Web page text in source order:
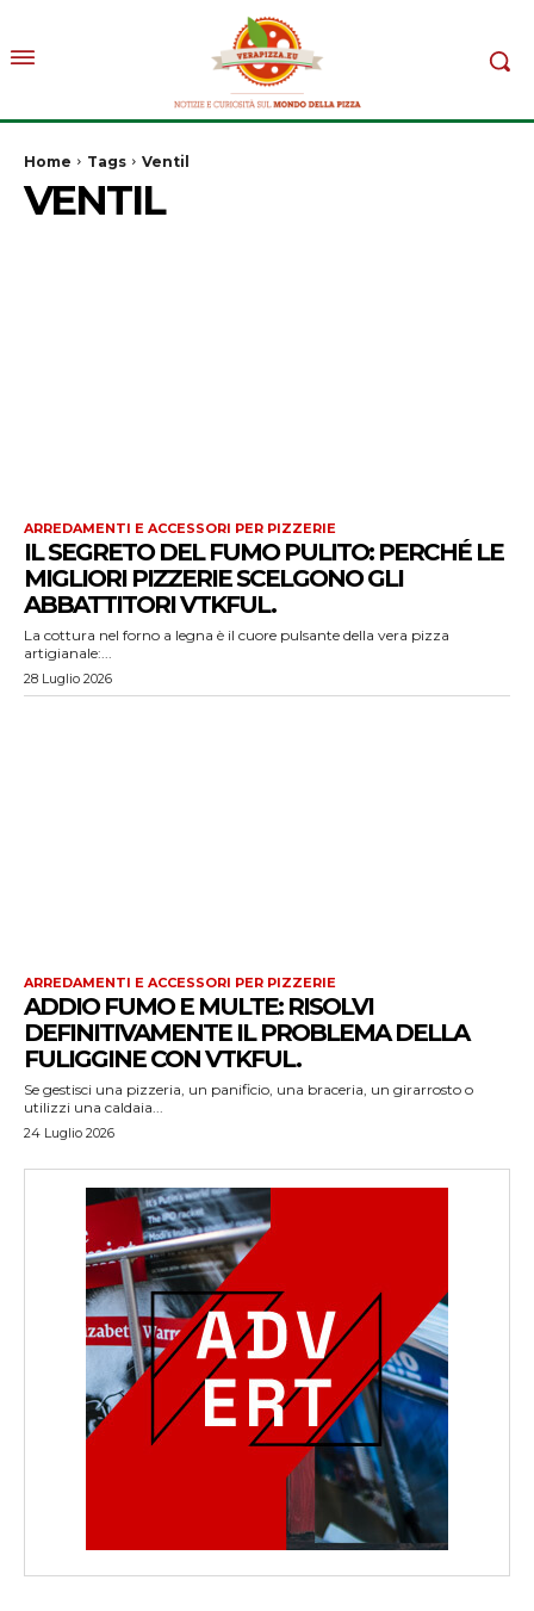
Home Tags Ventil
VENTIL
ARREDAMENTI E ACCESSORI PER PIZZERIE
IL SEGRETO DEL FUMO PULITO: PERCHÉ LE
MIGLIORI PIZZERIE SCELGONO GLI
ABBATTITORI VTKFUL.
La cottura nel forno a legna è il cuore pulsante della vera pizza
artigianale:...
28 Luglio 2026
ARREDAMENTI E ACCESSORI PER PIZZERIE
ADDIO FUMO E MULTE: RISOLVI
DEFINITIVAMENTE IL PROBLEMA DELLA
FULIGGINE CON VTKFUL.
Se gestisci una pizzeria, un panificio, una braceria, un girarrosto o
utilizzi una caldaia...
24 Luglio 2026